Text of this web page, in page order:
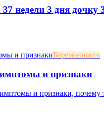
недели 3 дня
Беременность
и признаки
и признаки,